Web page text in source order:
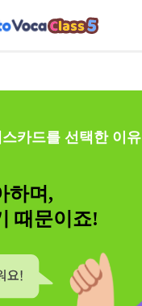
카드를 선택한 이유
하며,
때문이죠!